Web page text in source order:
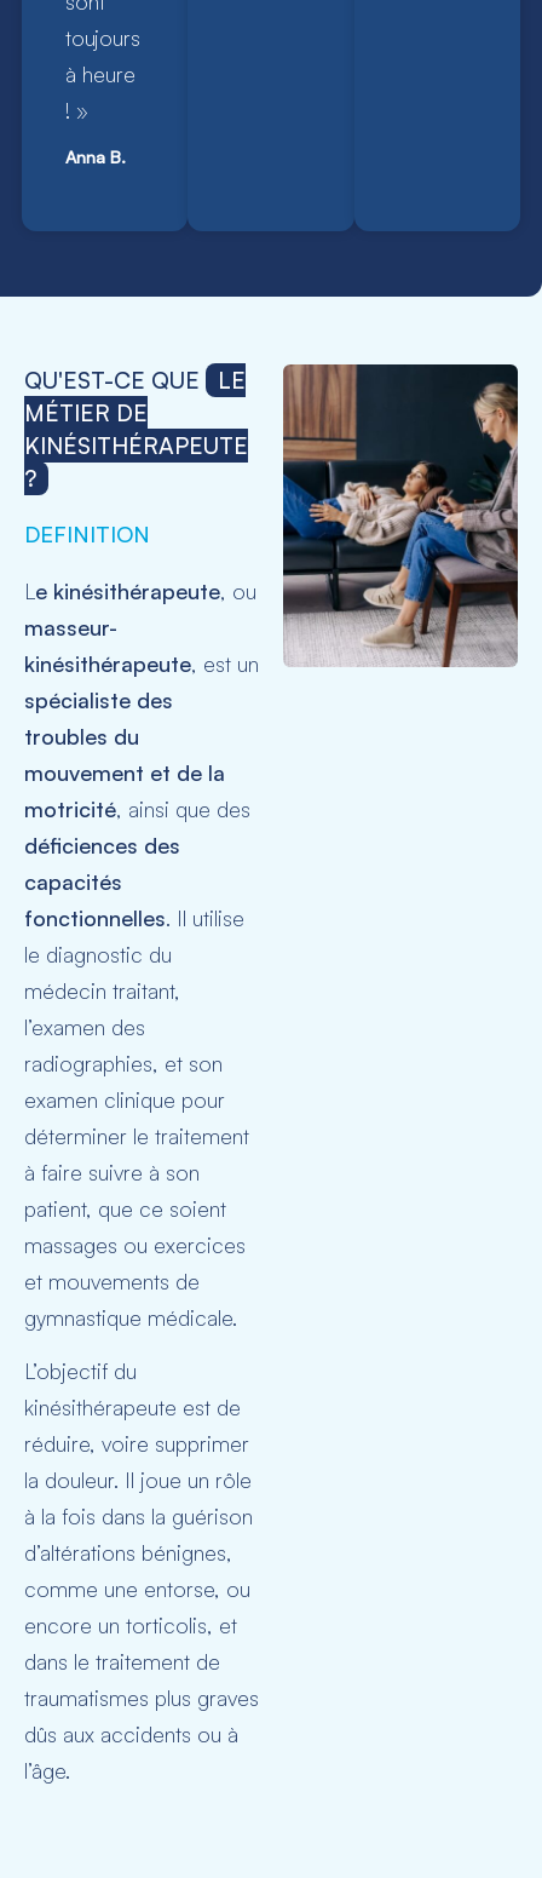
toujours
à heure
! »
Anna B.
QU'EST-CE QUE
LE
MÉTIER DE
KINÉSITHÉRAPEUTE
?
DEFINITION
L e kinésithérapeute, ou
masseur-
kinésithérapeute, est un
spécialiste des
troubles du
mouvement et de la
motricité, ainsi que des
déficiences des
capacités
fonctionnelles. Il utilise
le diagnostic du
médecin traitant,
l’examen des
radiographies, et son
examen clinique pour
déterminer le traitement
à faire suivre à son
patient, que ce soient
massages ou exercices
et mouvements de
gymnastique médicale.
L’objectif du
kinésithérapeute est de
réduire, voire supprimer
la douleur. Il joue un rôle
à la fois dans la guérison
d’altérations bénignes,
comme une entorse, ou
encore un torticolis, et
dans le traitement de
traumatismes plus graves
dûs aux accidents ou à
l’âge.